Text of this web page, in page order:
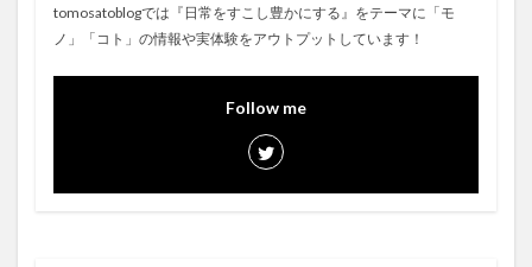
tomosatoblogでは『日常をすこし豊かにする』をテーマに「モ
ノ」「コト」の情報や実体験をアウトプットしています！
Follow me